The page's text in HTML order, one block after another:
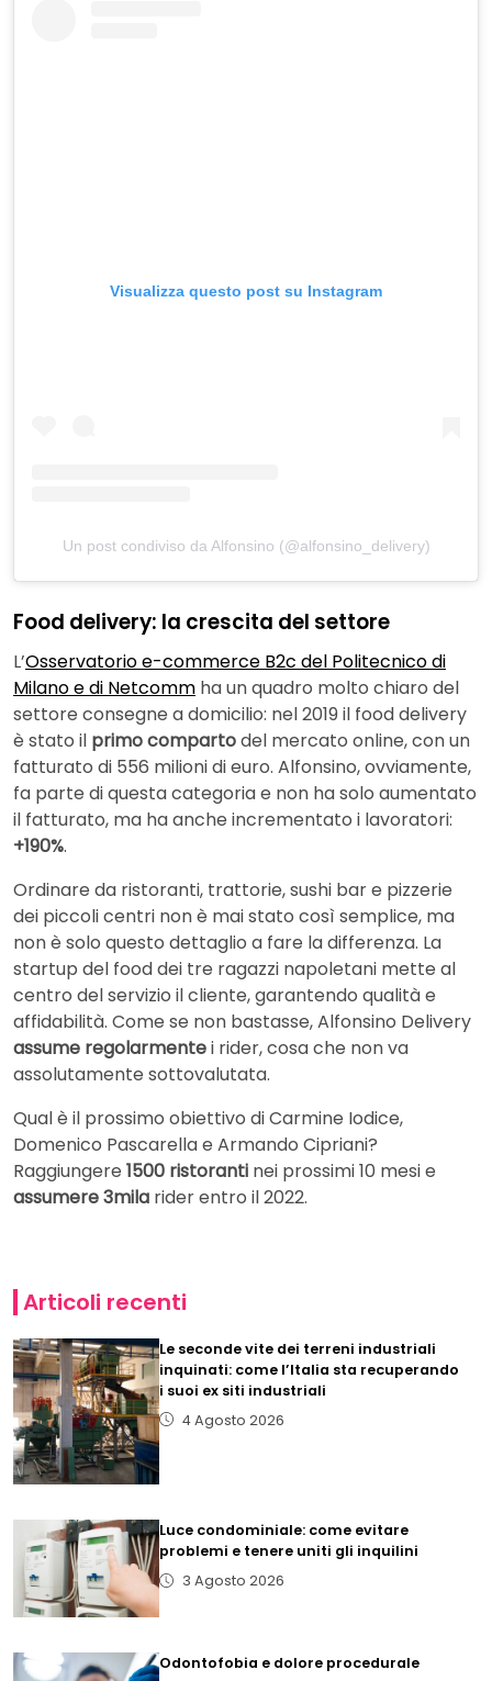
Visualizza questo post su Instagram
Un post condiviso da Alfonsino (@alfonsino_delivery)
Food delivery: la crescita del settore
L’Osservatorio e-commerce B2c del Politecnico di
Milano e di Netcomm ha un quadro molto chiaro del
settore consegne a domicilio: nel 2019 il food delivery
è stato il primo compartodel mercato online, con un
fatturato di 556 milioni di euro. Alfonsino, ovviamente,
fa parte di questa categoria e non ha solo aumentato
il fatturato, ma ha anche incrementato i lavoratori:
+190%.
Ordinare da ristoranti, trattorie, sushi bar e pizzerie
dei piccoli centri non è mai stato così semplice, ma
non è solo questo dettaglio a fare la differenza. La
startup del food dei tre ragazzi napoletani mette al
centro del servizio il cliente, garantendo qualità e
affidabilità. Come se non bastasse, Alfonsino Delivery
assume regolarmentei rider, cosa che non va
assolutamente sottovalutata.
Qual è il prossimo obiettivo di Carmine Iodice,
Domenico Pascarella e Armando Cipriani?
Raggiungere 1500 ristoranti nei prossimi 10 mesi e
assumere 3mila rider entro il 2022.
Articoli recenti
Le seconde vite dei terreni industriali
inquinati: come l’Italia sta recuperando
i suoi ex siti industriali
4 Agosto 2026
Luce condominiale: come evitare
problemi e tenere uniti gli inquilini
3 Agosto 2026
Odontofobia e dolore procedurale